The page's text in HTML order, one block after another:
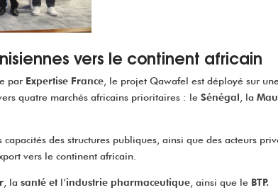
vers le continent africain
par Expertise France, le projet Qawafel est déployé sur
quatre marchés africains prioritaires : le Sénégal, la
des structures publiques, ainsi que des acteurs
vers le continent africain.
, la santé et l’industrie pharmaceutique, ainsi que le BTP.